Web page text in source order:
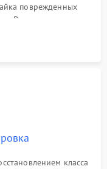
поврежденных
Восстановление
элементов
класса